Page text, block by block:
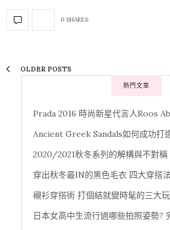
0 SHARES
OLDER POSTS
熱門文章
Prada 2016 時尚新星代言人Roos
Ancient Greek Sandals如何成功打
2020/2021秋冬系列的解構與不對稱
穿出秋冬最IN的黑色毛衣 四大穿搭
襯衫穿搭術 打個結就變時髦的三大
日本女高中生流行過哪些拍照姿勢?